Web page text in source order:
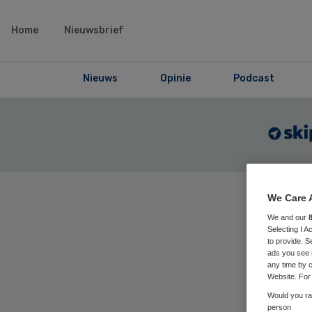
Home Nieuwsbrief
Nieuws Opinie Podcast
Home
articles
We Care
We and our
Selecting I
to provide.
ads you see
any time by
Website.
Would you
person